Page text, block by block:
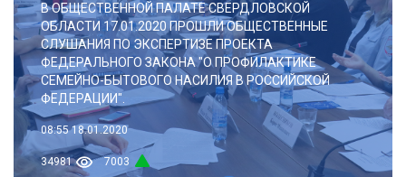
В ОБЩЕСТВЕННОЙ ПАЛАТЕ СВЕРДЛОВСКОЙ
ОБЛАСТИ 17.01.2020 ПРОШЛИ ОБЩЕСТВЕННЫЕ
СЛУШАНИЯ ПО ЭКСПЕРТИЗЕ ПРОЕКТА
ФЕДЕРАЛЬНОГО ЗАКОНА "О ПРОФИЛАКТИКЕ
СЕМЕЙНО-БЫТОВОГО НАСИЛИЯ В РОССИЙСКОЙ
ФЕДЕРАЦИИ".
08:55 18.01.2020
34981 7003